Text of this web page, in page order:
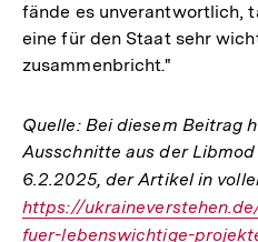
fände es unverantwortlich,
eine für den Staat sehr
zusammenbricht."
Quelle: Bei diesem Beitrag
Ausschnitte aus der
6.2.2025, der Artikel in
https://
fuer-lebenswichtige-